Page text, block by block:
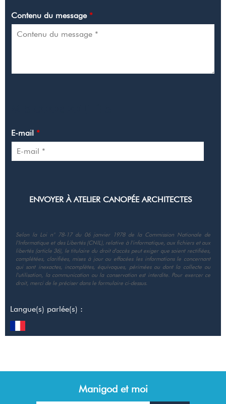
Contenu du message *
E-mail *
Selon la Loi n° 78-17 du 06 janvier 1978 de la Commission Nationale de
l'Informatique et des Libertés (CNIL), relative à l'informatique, aux fichiers et aux
libertés (article 36), le titulaire du droit d'accès peut exiger que soient rectifiées,
complétées, clarifiées, mises à jour ou effacées les informations le concernant
qui sont inexactes, incomplètes, équivoques, périmées ou dont la collecte ou
l'utilisation, la communication ou la conservation est interdite. Pour exercer ce
droit, merci de le préciser dans le formulaire ci-dessus.
Langue(s) parlée(s) :
Manigod et moi